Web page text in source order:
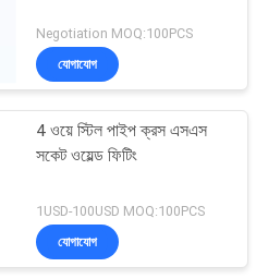
flanges
Negotiation MOQ:100PCS
যোগাযোগ
4 ওয়ে স্টিল পাইপ ক্রস এসএস
সকেট ওয়েল্ড ফিটিং
1USD-100USD MOQ:100PCS
যোগাযোগ